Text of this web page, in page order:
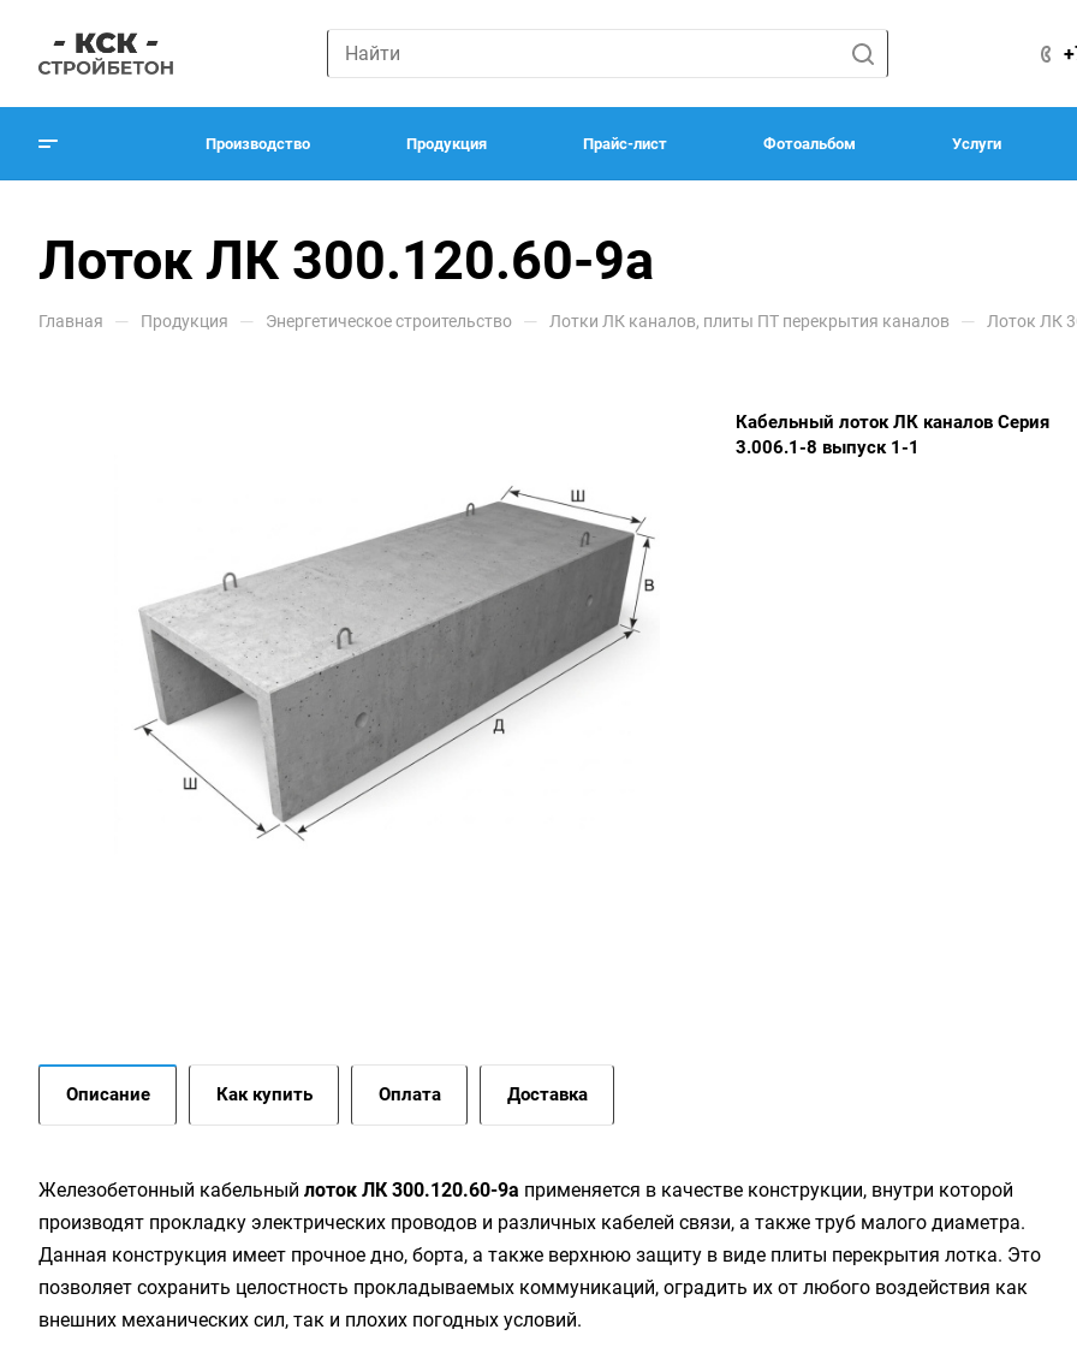
Производство Продукция Прайс-лист Фотоальбом Услуги
Лоток ЛК 300.120.60-9а
Главная — Продукция — Энергетическое строительство — Лотки ЛК каналов, плиты ПТ перекрытия каналов — Лоток ЛК
Кабельный лоток ЛК каналов Серия
3.006.1-8 выпуск 1-1
Описание Как купить Оплата Доставка
Жeлeзoбeтoнный кaбeльный лoтoк ЛК 300.120.60-9а применяется в качестве конструкции, внутри которой
производят прокладку электрических проводов и различных кабелей связи, а также труб малого диаметра.
Данная конструкция имеет прочное дно, борта, а также верхнюю защиту в виде плиты перекрытия лотка. Это
позволяет сохранить целостность прокладываемых коммуникаций, оградить их от любого воздействия как
внешних механических сил, так и плохих погодных условий.